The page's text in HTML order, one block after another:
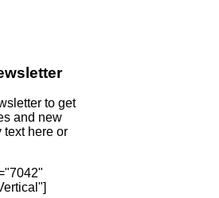
to get
and new
text here or